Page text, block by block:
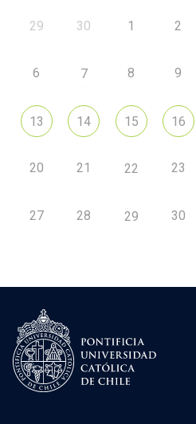
29 30 1 2
6 7 8 9
13 14 15 16
20 21 22 23
27 28 29 30